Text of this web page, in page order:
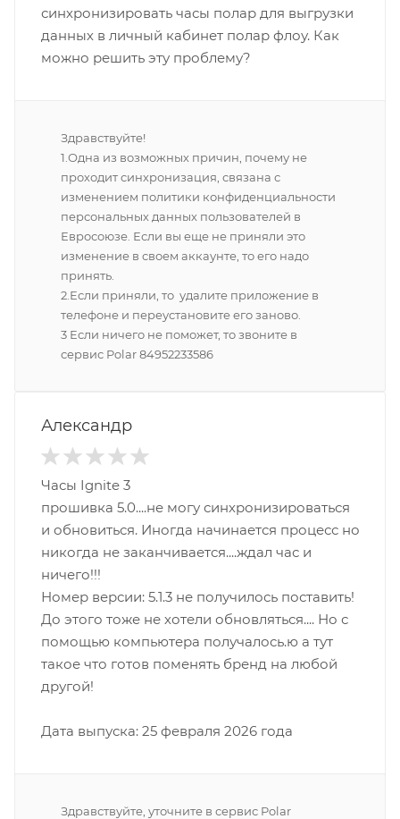
синхронизировать часы полар для выгрузки
данных в личный кабинет полар флоу. Как
можно решить эту проблему?
Здравствуйте!
1.Одна из возможных причин, почему не
проходит синхронизация, связана с
изменением политики конфиденциальности
персональных данных пользователей в
Евросоюзе. Если вы еще не приняли это
изменение в своем аккаунте, то его надо
принять.
2.Если приняли, то удалите приложение в
телефоне и переустановите его заново.
3 Если ничего не поможет, то звоните в
сервис Polar 84952233586
Александр
Часы Ignite 3
прошивка 5.0....не могу синхронизироваться
и обновиться. Иногда начинается процесс но
никогда не заканчивается....ждал час и
ничего!!!
Номер версии: 5.1.3 не получилось поставить!
До этого тоже не хотели обновляться.... Но с
помощью компьютера получалось.ю а тут
такое что готов поменять бренд на любой
другой!
Дата выпуска: 25 февраля 2026 года
Здравствуйте, уточните в сервис Polar